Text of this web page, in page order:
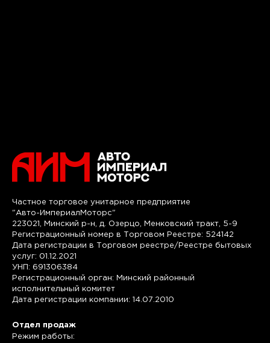
Частное торговое унитарное предприятие
"Авто-ИмпериалМоторс"
223021, Минский р-н, д. Озерцо, Менковский тракт, 5-9
Регистрационный номер в Торговом Реестре: 524142
Дата регистрации в Торговом реестре/Реестре бытовых
услуг: 01.12.2021
УНП: 691306384
Регистрационный орган: Минский районный
исполнительный комитет
Дата регистрации компании: 14.07.2010
Отдел продаж
Режим работы: